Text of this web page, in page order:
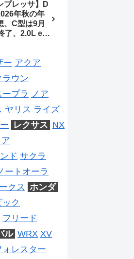
チェンジ予想
最新情報】
プレッサ】D
年秋の年
、C型は9月
了、2.0L e-
最新情報】
ー アクア
ラウン
ープラ
ノア
ヤリス ライズ
レクサス NX
ド サクラ
ートオーラ
クス ホンダ
ック
フリード
ル WRX XV
ォレスター